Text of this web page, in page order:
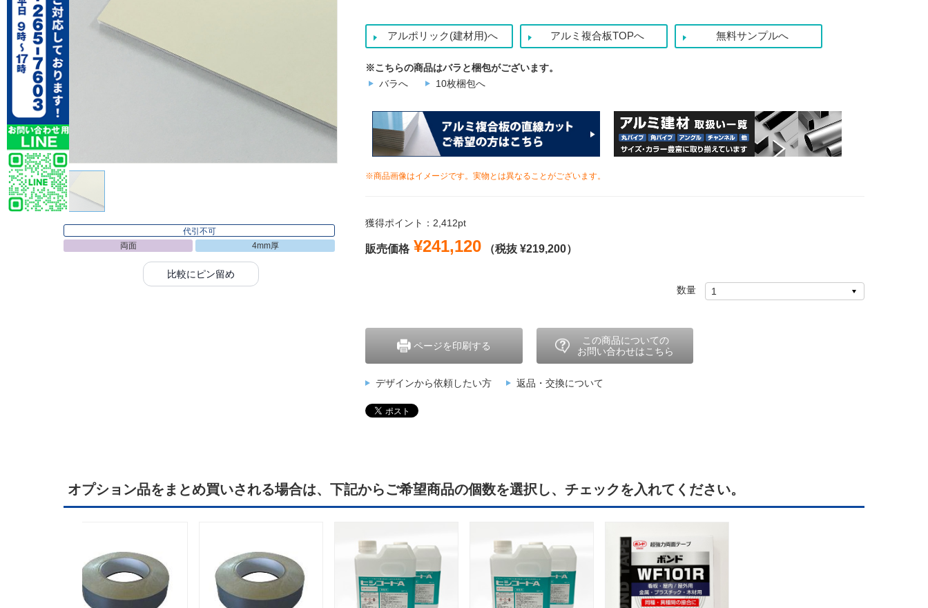
代引不可
両面
4mm厚
比較にピン留め
アルポリック(建材用)へ アルミ複合板TOPへ 無料サンプルへ
※こちらの商品はバラと梱包がございます。
バラへ
10枚梱包へ
※商品画像はイメージです。実物とは異なることがございます。
獲得ポイント：2,412pt
販売価格 ¥241,120 （税抜 ¥219,200）
数量
ページを印刷する
この商品についての
お問い合わせはこちら
デザインから依頼したい方 返品・交換について
オプション品をまとめ買いされる場合は、下記からご希望商品の個数を選択し、チェックを入れてください。